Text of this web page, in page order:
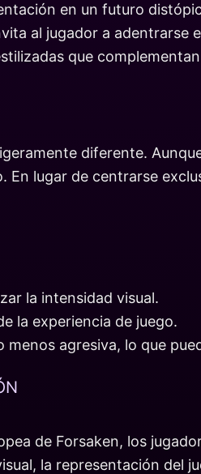
en un futuro
al jugador a adentrarse
que
diferente.
lugar de centrarse
la intensidad visual.
la experiencia de juego.
agresiva, lo que
de Forsaken, los
la representación del